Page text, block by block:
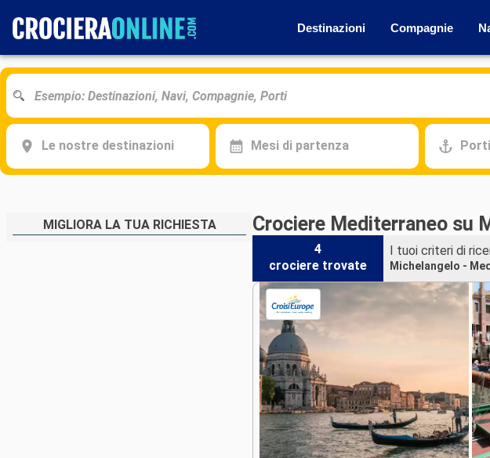
Destinazioni Compagnie
Le nostre destinazioni Mesi di partenza Porti
MIGLIORA LA TUA RICHIESTA Crociere Mediterraneo su
4
crociere trovate
I tuoi criteri di
Michelangelo -